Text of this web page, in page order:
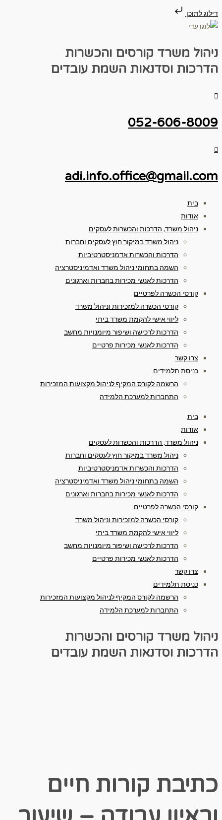
דילוג לתוכן
ניהול משרד קורסים והכשרות
הדרכות וסדנאות השמת עובדים
052-606-8009
adi.info.office@gmail.com
בית
אודות
ניהול משרד, הדרכות והכשרות לעסקים
ניהול משרד במיקור חוץ לעסקים וחברות
הדרכות והכשרות אדמניסטרטיביות
השמה בתחומי ניהול משרד ואדמיניסטרציה
הדרכות לאנשי מכירות בחברות וארגונים
קורסי הכשרה לפרטיים
קורסי הכשרה למזכירות וניהול משרד
ליווי אישי להקמת משרד ביתי
הדרכות לרכישה ושיפור מיומנויות מחשב
הדרכות לאנשי מכירות פרטיים
צרו קשר
כניסת תלמידים
הרשמה לקורס המקיף לניהול מקצועות המזכירות
התחברות למערכת הלמידה
בית
אודות
ניהול משרד, הדרכות והכשרות לעסקים
ניהול משרד במיקור חוץ לעסקים וחברות
הדרכות והכשרות אדמניסטרטיביות
השמה בתחומי ניהול משרד ואדמיניסטרציה
הדרכות לאנשי מכירות בחברות וארגונים
קורסי הכשרה לפרטיים
קורסי הכשרה למזכירות וניהול משרד
ליווי אישי להקמת משרד ביתי
הדרכות לרכישה ושיפור מיומנויות מחשב
הדרכות לאנשי מכירות פרטיים
צרו קשר
כניסת תלמידים
הרשמה לקורס המקיף לניהול מקצועות המזכירות
התחברות למערכת הלמידה
ניהול משרד קורסים והכשרות
הדרכות וסדנאות השמת עובדים
כתיבת קורות חיים